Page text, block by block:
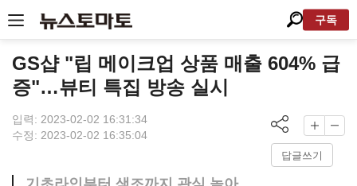
구독
GS샵 "립 메이크업 상품 매출 604% 급
증"…뷰티 특집 방송 실시
입력: 2023-02-02 16:31:34
수정: 2023-02-02 16:35:04
답글쓰기